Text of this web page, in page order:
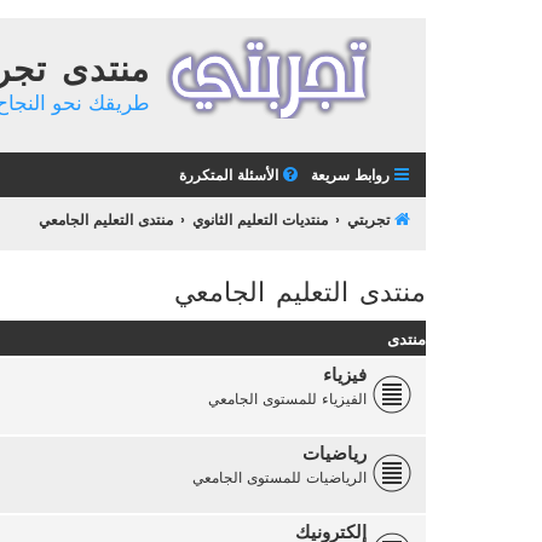
منتدى
طريقك نحو النجاح
روابط سريعة الأسئلة المتكررة
تجربتي منتديات التعليم الثانوي منتدى التعليم الجامعي
منتدى التعليم الجامعي
منتدى
فيزياء
الفيزياء للمستوى الجامعي
رياضيات
الرياضيات للمستوى الجامعي
إلكترونيك